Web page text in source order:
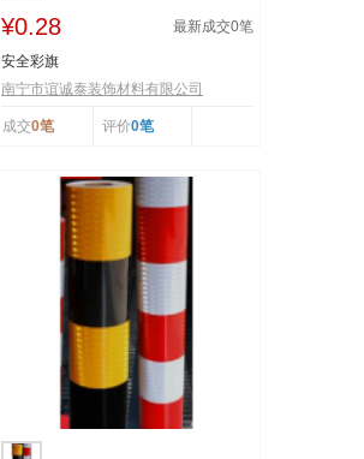
¥0.28 最新成交0笔
安全彩旗
南宁市谊诚泰装饰材料有限公司
成交0笔 评价0笔